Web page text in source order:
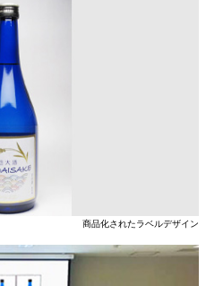
商品化されたラベルデザイン